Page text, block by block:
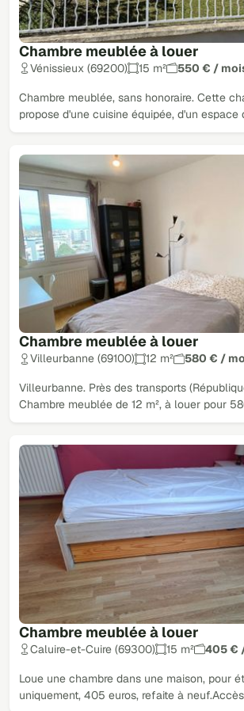
Chambre meublée à louer
Vénissieux (69200) 15 m² 550 € /
Chambre meublée, sans honoraire. Cette
propose d'une cuisine équipée, d'un espace
Chambre meublée à louer
Villeurbanne (69100) 12 m² 580 € /
Villeurbanne. Près des transports
Chambre meublée de 12 m², à louer pour
Chambre meublée à louer
Caluire-et-Cuire (69300) 15 m² 405 €
Loue une chambre dans une maison, pour
uniquement, 405 euros, refaite à